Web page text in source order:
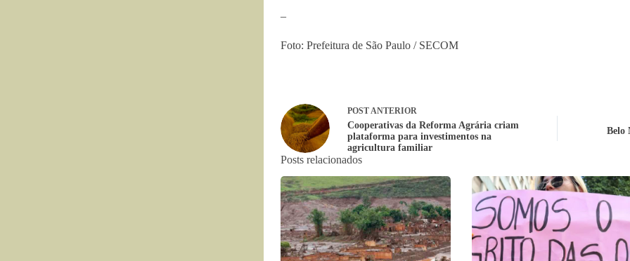
–
Foto: Prefeitura de São Paulo / SECOM
POSTANTERIOR
Cooperativas da Reforma Agrária criam
plataforma para investimentos na
agricultura familiar
Belo
Posts relacionados